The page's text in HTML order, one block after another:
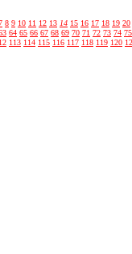
8 9 10 11 12 13 14 15 16 17 18 19 20
64 65 66 67 68 69 70 71 72 73 74 75
113 114 115 116 117 118 119 120